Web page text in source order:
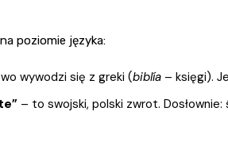
poziomie języka:
wywodzi się z greki (biblía – księgi).
– to swojski, polski zwrot.